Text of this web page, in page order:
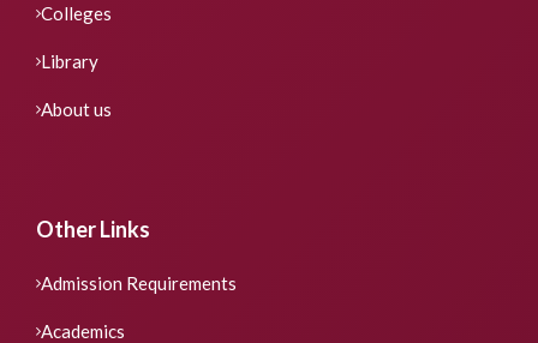
Colleges
Library
About us
Other Links
Admission Requirements
Academics